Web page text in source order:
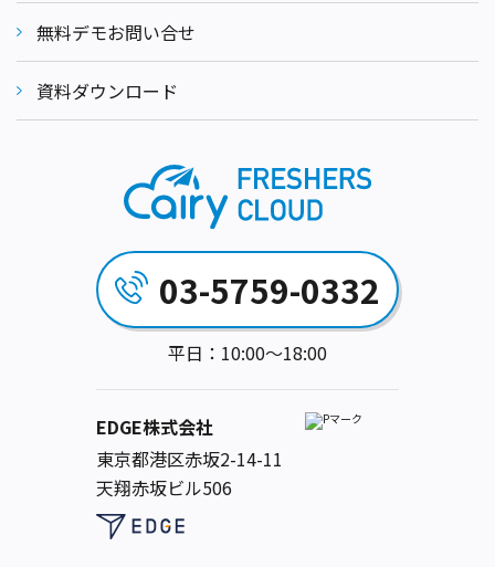
03-5759-0332
平日：10:00～18:00
EDGE株式会社
東京都港区赤坂2-14-11
天翔赤坂ビル506
無料デモお問い合せ
資料ダウンロード